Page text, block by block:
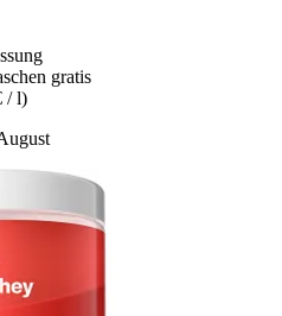
gratis
/ l)